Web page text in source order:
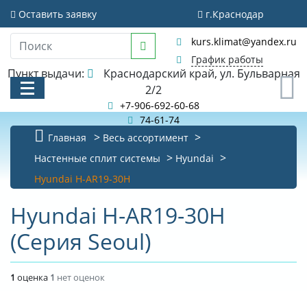
Оставить заявку г.Краснодар
kurs.klimat@yandex.ru
График работы
Пункт выдачи:
2/2
+7-906-692-60-68
74-61-74
КАТАЛОГ
АКЦИИ И РАСПРОДАЖИ
БИБЛИОТЕКА
НОВОСТИ
Главная
Весь ассортимент
Настенные сплит системы
Hyundai
Hyundai H-AR19-30H
Hyundai H-AR19-30H
(Серия Seoul)
1 оценка 1 нет оценок